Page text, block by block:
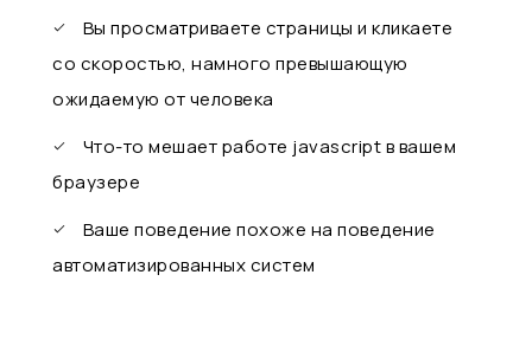
Вы просматриваете страницы и кликаете
со скоростью, намного превышающую
ожидаемую от человека
Что-то мешает работе javascript в вашем
браузере
Ваше поведение похоже на поведение
автоматизированных систем